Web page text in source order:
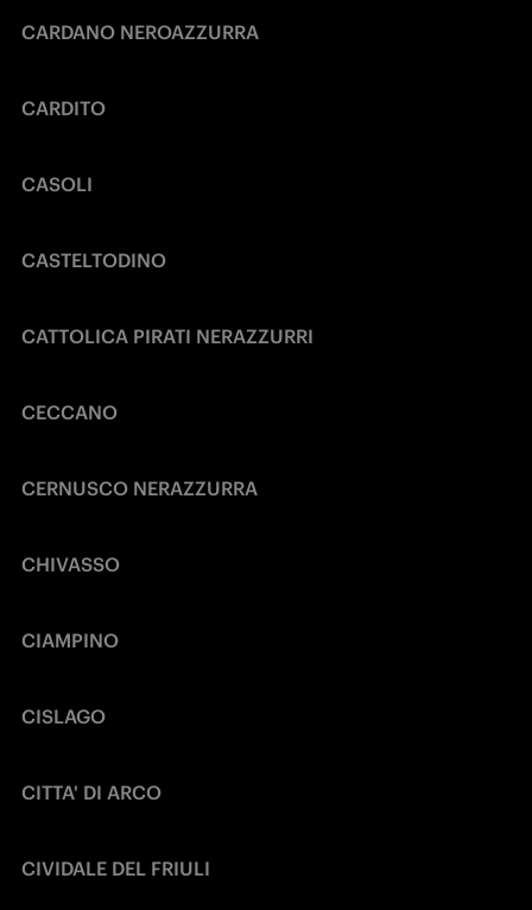
CARDANO NEROAZZURRA
CARDITO
CASOLI
CASTELTODINO
CATTOLICA PIRATI NERAZZURRI
CECCANO
CERNUSCO NERAZZURRA
CHIVASSO
CIAMPINO
CISLAGO
CITTA' DI ARCO
CIVIDALE DEL FRIULI